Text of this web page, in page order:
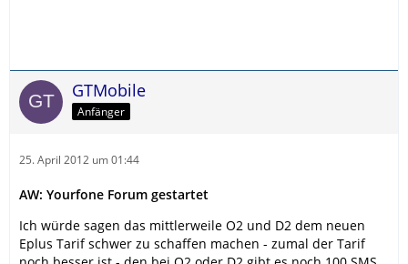
GTMobile
Anfänger
25. April 2012 um 01:44
AW: Yourfone Forum gestartet
Ich würde sagen das mittlerweile O2 und D2 dem neuen
Eplus Tarif schwer zu schaffen machen - zumal der Tarif